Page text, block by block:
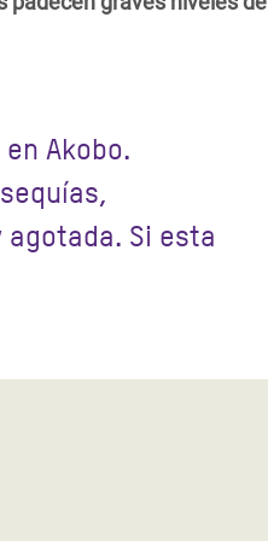
Akobo.
agotada. Si esta